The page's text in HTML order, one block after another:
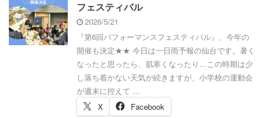
フェスティバル
2026/5/21
『第6回パフォーマンスフェスティバル』、今年の
開催も決定★★ 今日は一日雨予報の仙台です。暑く
なったと思ったら、肌寒くなったり…この時期は少
し落ち着かない天気が続きますが、小学校の運動会
が週末に控えて ...
X
Facebook